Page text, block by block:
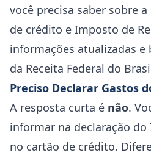
você precisa saber sobre
de crédito e Imposto de
informações atualizadas e
da Receita Federal do
Preciso Declarar Gastos
A resposta curta é não.
informar na declaração do
no cartão de crédito.